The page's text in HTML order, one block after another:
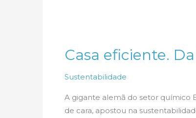
Casa eficiente.
Sustentabilidade
A gigante alemã do setor químico
de cara, apostou na